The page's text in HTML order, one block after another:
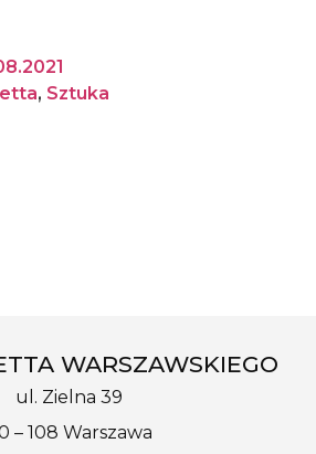
, Sztuka
WARSZAWSKIEGO
ul. Zielna 39
– 108 Warszawa